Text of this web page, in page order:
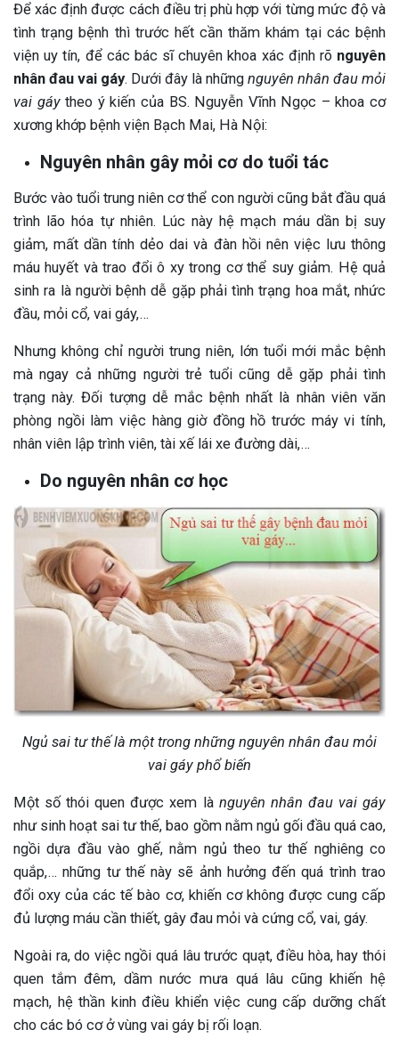
Để xác định được cách điều trị phù hợp với từng mức độ và
tình trạng bệnh thì trước hết cần thăm khám tại các bệnh
viện uy tín, để các bác sĩ chuyên khoa xác định rõ nguyên
nhân đau vai gáy. Dưới đây là những nguyên nhân đau mỏi
vai gáytheo ý kiến của BS. Nguyễn Vĩnh Ngọc – khoa cơ
xương khớp bệnh viện Bạch Mai, Hà Nội:
Nguyên nhân gây mỏi cơ do tuổi tác
Bước vào tuổi trung niên cơ thể con người cũng bắt đầu quá
trình lão hóa tự nhiên. Lúc này hệ mạch máu dần bị suy
giảm, mất dần tính dẻo dai và đàn hồi nên việc lưu thông
máu huyết và trao đổi ô xy trong cơ thể suy giảm. Hệ quả
sinh ra là người bệnh dễ gặp phải tình trạng hoa mắt, nhức
đầu, mỏi cổ, vai gáy,…
Nhưng không chỉ người trung niên, lớn tuổi mới mắc bệnh
mà ngay cả những người trẻ tuổi cũng dễ gặp phải tình
trạng này. Đối tượng dễ mắc bệnh nhất là nhân viên văn
phòng ngồi làm việc hàng giờ đồng hồ trước máy vi tính,
nhân viên lập trình viên, tài xế lái xe đường dài,…
Do nguyên nhân cơ học
Ngủ sai tư thế là một trong những nguyên nhân đau mỏi
vai gáy phổ biến
Một số thói quen được xem là nguyên nhân đau vai gáy
như sinh hoạt sai tư thế, bao gồm nằm ngủ gối đầu quá cao,
ngồi dựa đầu vào ghế, nằm ngủ theo tư thế nghiêng co
quắp,… những tư thế này sẽ ảnh hưởng đến quá trình trao
đổi oxy của các tế bào cơ, khiến cơ không được cung cấp
đủ lượng máu cần thiết, gây đau mỏi và cứng cổ, vai, gáy.
Ngoài ra, do việc ngồi quá lâu trước quạt, điều hòa, hay thói
quen tắm đêm, dầm nước mưa quá lâu cũng khiến hệ
mạch, hệ thần kinh điều khiển việc cung cấp dưỡng chất
cho các bó cơ ở vùng vai gáy bị rối loạn.